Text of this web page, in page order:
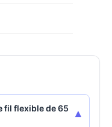
fil flexible de 65
▾